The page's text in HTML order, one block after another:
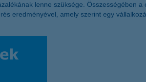
K&H
lenne szüksége. Összességében a
eredményével, amely szerint egy